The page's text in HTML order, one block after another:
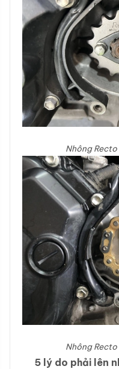
Nhông
Nhông
5 lý do phải lên